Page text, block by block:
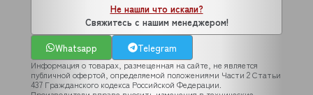
Не нашли что искали?
Свяжитесь с нашим менеджером!
Whatsapp
Telegram
Информация о товарах, размещенная на сайте, не является
публичной офертой, определяемой положениями Части 2 Статьи
437 Гражданского кодекса Российской Федерации.